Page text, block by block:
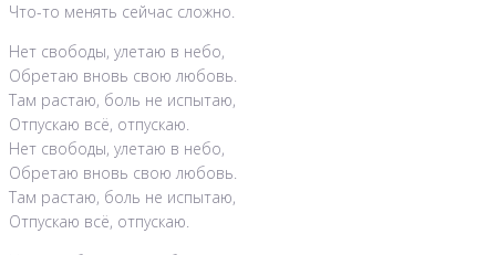
Что-то менять сейчас сложно.
Нет свободы, улетаю в небо,
Обретаю вновь свою любовь.
Там растаю, боль не испытаю,
Отпускаю всё, отпускаю.
Нет свободы, улетаю в небо,
Обретаю вновь свою любовь.
Там растаю, боль не испытаю,
Отпускаю всё, отпускаю.